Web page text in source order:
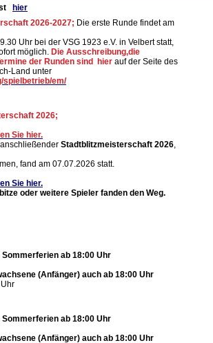
hier
2026-2027; Die erste Runde findet am
Uhr bei der VSG 1923 e.V. in Velbert statt,
möglich. Die Ausschreibung,die
der Runden sind hier auf der Seite des
Land unter
spielbetrieb/em/
2026;
Sie hier.
Stadtblitzmeisterschaft 2026,
fand am 07.07.2026 statt.
Sie hier.
oder weitere Spieler fanden den Weg.
Sommerferien ab 18:00 Uhr
(Anfänger) auch ab 18:00 Uhr
Sommerferien ab 18:00 Uhr
(Anfänger) auch ab 18:00 Uhr